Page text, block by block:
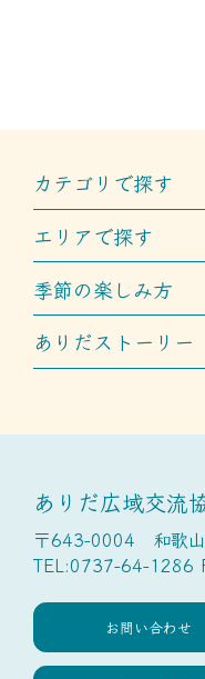
カテゴリで探す
エリアで探す
季節の楽しみ方
ありだストーリー
ありだ広域交流
〒643-0004 和歌山
TEL:0737-64-1286
お問い合わせ